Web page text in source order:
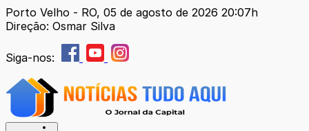
Porto Velho - RO, 05 de agosto de 2026 20:07h
Direção: Osmar Silva
Siga-nos: